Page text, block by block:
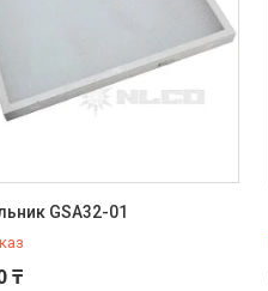
GSA32-01
₸